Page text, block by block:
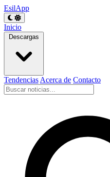
EsilApp
Inicio
Descargas
Tendencias Acerca de Contacto